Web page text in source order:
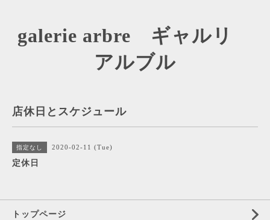
galerie arbre ギャルリ
アルブル
店休日とスケジュール
指定なし 2020-02-11 (Tue)
定休日
トップページ